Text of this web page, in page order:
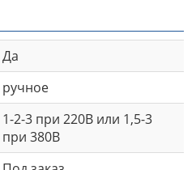
Да
ручное
1-2-3 при 220В или 1,5-3
при 380В